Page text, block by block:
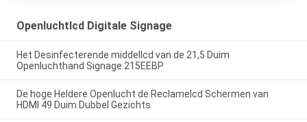
Openluchtlcd Digitale Signage
Het Desinfecterende middellcd van de 21,5 Duim
Openluchthand Signage 215EEBP
De hoge Heldere Openlucht de Reclamelcd Schermen van
HDMI 49 Duim Dubbel Gezichts